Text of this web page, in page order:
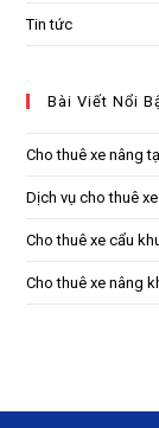
Tin tức
Bài Viết Nổi
Cho thuê xe nâng
Dịch vụ cho thuê
Cho thuê xe cẩu
Cho thuê xe nâng